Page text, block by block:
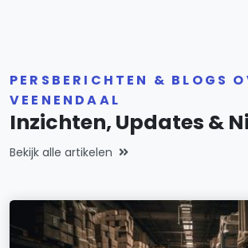
PERSBERICHTEN & BLOGS
VEENENDAAL
Inzichten, Updates &
Bekijk alle artikelen